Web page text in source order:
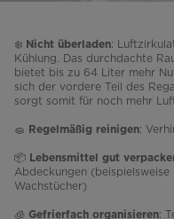
❄️ Nicht überladen:
Kühlung. Das durchdachte
bietet bis zu 64 Liter mehr
sich der vordere Teil des
sorgt somit für noch mehr
🧽 Regelmäßig reinigen:
📦 Lebensmittel gut
Abdeckungen
Wachstücher)
🧊 Gefrierfach organisieren: